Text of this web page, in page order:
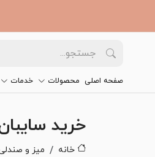
صفحه اصلی محصولات خدمات
خرید
خانه میز و